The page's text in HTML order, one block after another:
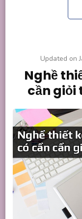
Updated on
Nghề
cần giỏi